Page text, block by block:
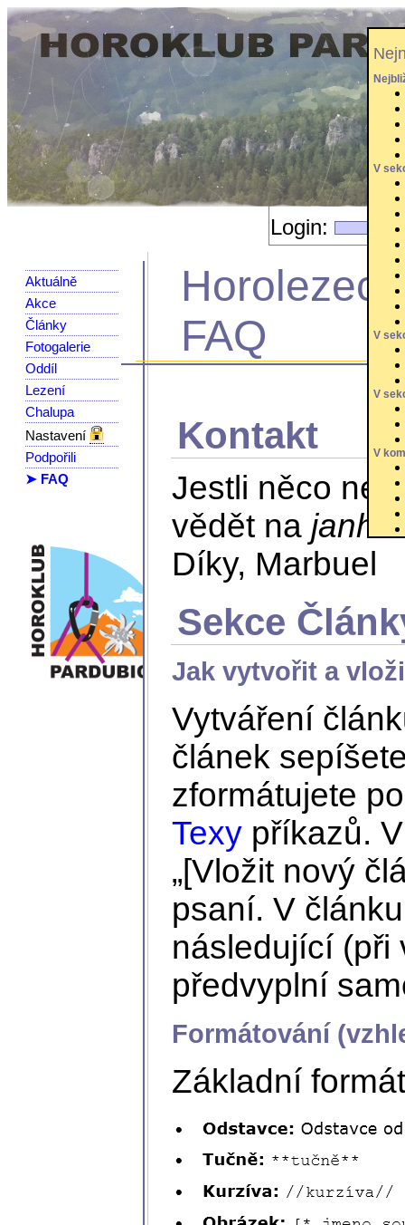
Login:
Aktuálně
Akce
Články
Fotogalerie
Oddíl
Lezení
Chalupa
Nastavení
Podpořili
➤ FAQ
FAQ
Kontakt
Jestli něco
vědět na
Díky, Marbuel
Sekce
Jak vytvořit a
Vytváření
článek
zformátujete
Texypříkazů.
„[Vložit nový
psaní. V
následující (při
předvyplní
Formátování
Základní
V
V
V
V